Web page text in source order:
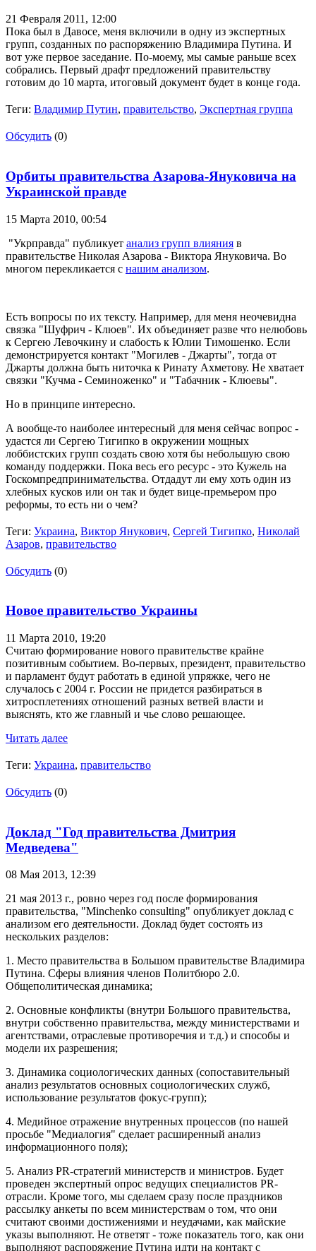
21 Февраля 2011, 12:00
Пока был в Давосе, меня включили в одну из экспертных
групп, созданных по распоряжению Владимира Путина. И
вот уже первое заседание. По-моему, мы самые раньше всех
собрались. Первый драфт предложений правительству
готовим до 10 марта, итоговый документ будет в конце года.
Теги: Владимир Путин, правительство, Экспертная группа
Обсудить (0)
Орбиты правительства Азарова-Януковича на
Украинской правде
15 Марта 2010, 00:54
"Укрправда" публикует анализ групп влияния в
правительстве Николая Азарова - Виктора Януковича. Во
многом перекликается с нашим анализом.
Есть вопросы по их тексту. Например, для меня неочевидна
связка "Шуфрич - Клюев". Их объединяет разве что нелюбовь
к Сергею Левочкину и слабость к Юлии Тимошенко. Если
демонстрируется контакт "Могилев - Джарты", тогда от
Джарты должна быть ниточка к Ринату Ахметову. Не хватает
связки "Кучма - Семиноженко" и "Табачник - Клюевы".
Но в принципе интересно.
А вообще-то наиболее интересный для меня сейчас вопрос -
удастся ли Сергею Тигипко в окружении мощных
лоббистских групп создать свою хотя бы небольшую свою
команду поддержки. Пока весь его ресурс - это Кужель на
Госкомпредпринимательства. Отдадут ли ему хоть один из
хлебных кусков или он так и будет вице-премьером про
реформы, то есть ни о чем?
Теги: Украина, Виктор Янукович, Сергей Тигипко, Николай
Азаров, правительство
Обсудить (0)
Новое правительство Украины
11 Марта 2010, 19:20
Считаю формирование нового правительстве крайне
позитивным событием. Во-первых, президент, правительство
и парламент будут работать в единой упряжке, чего не
случалось с 2004 г. России не придется разбираться в
хитросплетениях отношений разных ветвей власти и
выяснять, кто же главный и чье слово решающее.
Читать далее
Теги: Украина, правительство
Обсудить (0)
Доклад "Год правительства Дмитрия
Медведева"
08 Мая 2013, 12:39
21 мая 2013 г., ровно через год после формирования
правительства, "Minchenko consulting" опубликует доклад с
анализом его деятельности. Доклад будет состоять из
нескольких разделов:
1. Место правительства в Большом правительстве Владимира
Путина. Сферы влияния членов Политбюро 2.0.
Общеполитическая динамика;
2. Основные конфликты (внутри Большого правительства,
внутри собственно правительства, между министерствами и
агентствами, отраслевые противоречия и т.д.) и способы и
модели их разрешения;
3. Динамика социологических данных (сопоставительный
анализ результатов основных социологических служб,
использование результатов фокус-групп);
4. Медийное отражение внутренных процессов (по нашей
просьбе "Медиалогия" сделает расширенный анализ
информационного поля);
5. Анализ PR-стратегий министерств и министров. Будет
проведен экспертный опрос ведущих специалистов PR-
отрасли. Кроме того, мы сделаем сразу после праздников
рассылку анкеты по всем министерствам о том, что они
считают своими достижениями и неудачами, как майские
указы выполняют. Не ответят - тоже показатель того, как они
выполняют распоряжение Путина идти на контакт с